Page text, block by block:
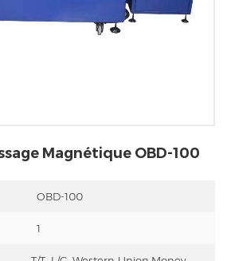
Magnétique OBD-100
OBD-100
1